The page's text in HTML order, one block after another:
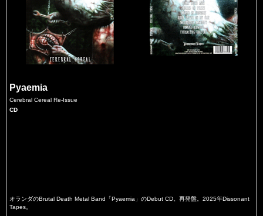
Pyaemia
Cerebral Cereal Re-Issue
CD
オランダのBrutal Death Metal Band「Pyaemia」のDebut CD。再発盤。2025年Dissonant
Tapes。